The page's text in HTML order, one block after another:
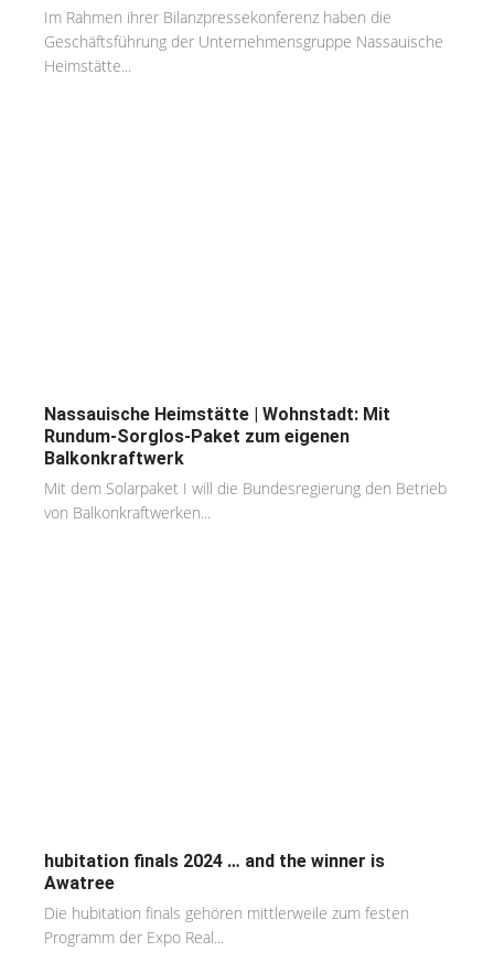
Im Rahmen ihrer Bilanzpressekonferenz haben die
Geschäftsführung der Unternehmensgruppe Nassauische
Heimstätte...
Nassauische Heimstätte | Wohnstadt: Mit
Rundum-Sorglos-Paket zum eigenen
Balkonkraftwerk
Mit dem Solarpaket I will die Bundesregierung den Betrieb
von Balkonkraftwerken...
hubitation finals 2024 … and the winner is
Awatree
Die hubitation finals gehören mittlerweile zum festen
Programm der Expo Real...